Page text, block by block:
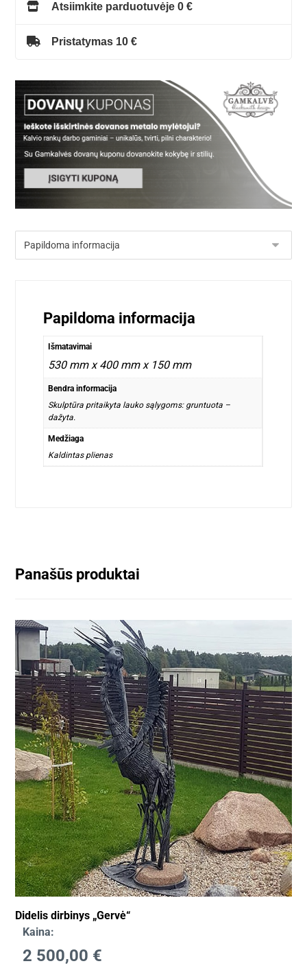
Atsiimkite parduotuvėje 0 €
Pristatymas 10 €
Papildoma informacija
Išmatavimai
530 mm x 400 mm x 150 mm
Bendra informacija
Skulptūra pritaikyta lauko sąlygoms: gruntuota –
dažyta.
Medžiaga
Kaldintas plienas
Panašūs produktai
Didelis dirbinys „Gervė“
Kaina:
2 500,00 €